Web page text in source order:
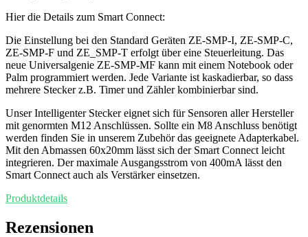
Hier die Details zum Smart Connect:
Die Einstellung bei den Standard Geräten ZE-SMP-I, ZE-SMP-C,
ZE-SMP-F und ZE_SMP-T erfolgt über eine Steuerleitung. Das
neue Universalgenie ZE-SMP-MF kann mit einem Notebook oder
Palm programmiert werden. Jede Variante ist kaskadierbar, so dass
mehrere Stecker z.B. Timer und Zähler kombinierbar sind.
Unser Intelligenter Stecker eignet sich für Sensoren aller Hersteller
mit genormten M12 Anschlüssen. Sollte ein M8 Anschluss benötigt
werden finden Sie in unserem Zubehör das geeignete Adapterkabel.
Mit den Abmassen 60x20mm lässt sich der Smart Connect leicht
integrieren. Der maximale Ausgangsstrom von 400mA lässt den
Smart Connect auch als Verstärker einsetzen.
Produktdetails
Rezensionen